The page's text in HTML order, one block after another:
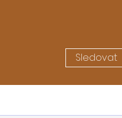
Sledovat